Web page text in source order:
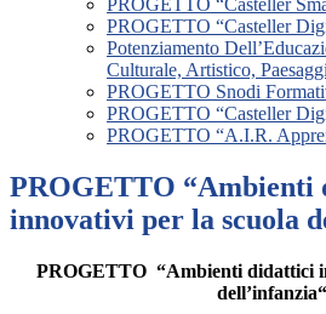
PROGETTO “Casteller
PROGETTO “Casteller
Potenziamento
Culturale, Artistico,
PROGETTO Snodi
PROGETTO “Casteller
PROGETTO “A.I.R.
PROGETTO “Ambienti
innovativi per la scuola
PROGETTO “Ambienti didattici
dell’infanzia“